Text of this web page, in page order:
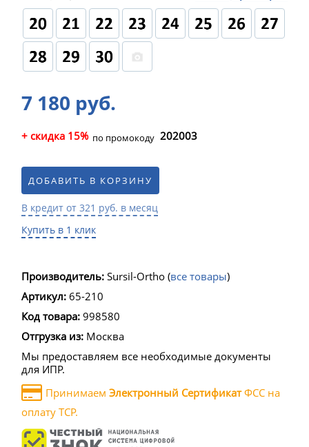
7 180 руб.
+ скидка 15% по промокоду 202003
ДОБАВИТЬ В КОРЗИНУ
В кредит от 321 руб. в месяц
Купить в 1 клик
Производитель: Sursil-Ortho (все товары)
Артикул: 65-210
Код товара: 998580
Отгрузка из: Москва
Мы предоставляем все необходимые документы
для ИПР.
Принимаем Электронный СертификатФСС на
оплату ТСР.